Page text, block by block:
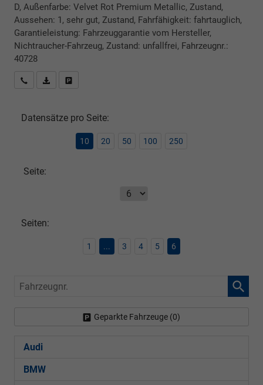
D, Außenfarbe: Velvet Rot Premium Metallic, Zustand,
Aussehen: 1, sehr gut, Zustand, Fahrfähigkeit: fahrtauglich,
Garantieleistung: Fahrzeuggarantie vom Hersteller,
Nichtraucher-Fahrzeug, Zustand: unfallfrei, Fahrzeugnr.:
40728
Rückrufbitte absenden
PDF-Datei, Fahrzeugexposé drucken
Datensätze pro Seite:
10 20 50 100 250
Seite:
Seiten:
1 ... 3 4 5 6
Fahrzeugnr.
Geparkte Fahrzeuge (0)
Audi
BMW